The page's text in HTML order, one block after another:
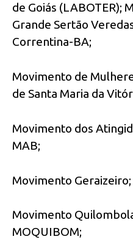
de Goiás (LABOTER);
Grande Sertão
Correntina-BA;
Movimento de
de Santa Maria da
Movimento dos
MAB;
Movimento Geraizeiro;
Movimento
MOQUIBOM;